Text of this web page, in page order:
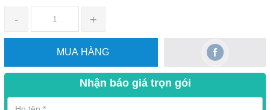
- +
MUA HÀNG
Nhận báo giá trọn gói